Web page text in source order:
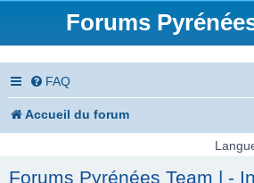
Forums
FAQ
Accueil du forum
Forums Pyrénées Team | -